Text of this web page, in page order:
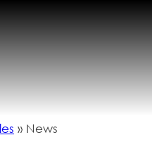
» News